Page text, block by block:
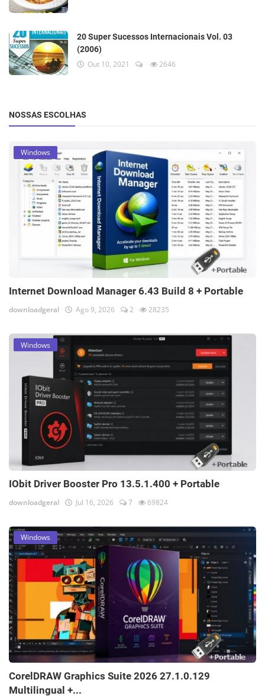
20 Super Sucessos Internacionais Vol. 03
(2006)
Out 10, 2021 2646
NOSSAS ESCOLHAS
Windows
Internet Download Manager 6.43 Build 8 + Portable
downloadgeral Ago 9, 2026 2 28235
Windows
IObit Driver Booster Pro 13.5.1.400 + Portable
downloadgeral Jul 16, 2026 7 69824
Windows
CorelDRAW Graphics Suite 2026 27.1.0.129
Multilingual +...